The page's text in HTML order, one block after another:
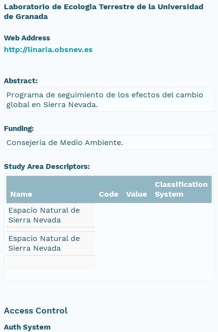
Laboratorio de Ecologia Terrestre de la Universidad
de Granada
Web Address
http://linaria.obsnev.es
Abstract:
Programa de seguimiento de los efectos del cambio
global en Sierra Nevada.
Funding:
Consejería de Medio Ambiente.
Study Area Descriptors:
Name Code Value
Classification
System
Espacio Natural de
Sierra Nevada
Espacio Natural de
Sierra Nevada
Access Control
Auth System